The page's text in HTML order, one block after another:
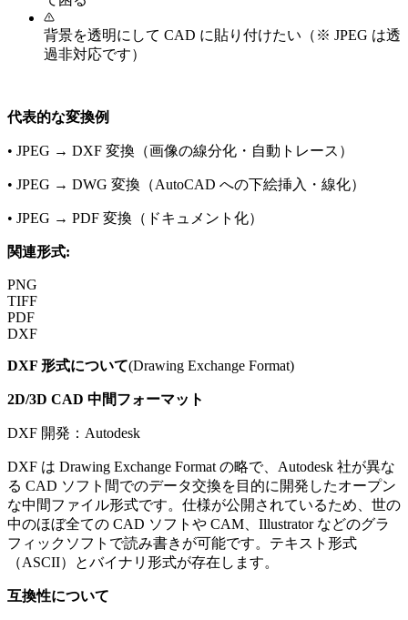
背景を透明にして CAD に貼り付けたい（※ JPEG は透
過非対応です）
代表的な変換例
• JPEG → DXF 変換（画像の線分化・自動トレース）
• JPEG → DWG 変換（AutoCAD への下絵挿入・線化）
• JPEG → PDF 変換（ドキュメント化）
関連形式:
PNG
TIFF
PDF
DXF
DXF 形式について(Drawing Exchange Format)
2D/3D CAD 中間フォーマット
DXF 開発： Autodesk
DXF は Drawing Exchange Format の略で、Autodesk 社が異な
る CAD ソフト間でのデータ交換を目的に開発したオープン
な中間ファイル形式です。仕様が公開されているため、世の
中のほぼ全ての CAD ソフトや CAM、Illustrator などのグラ
フィックソフトで読み書きが可能です。テキスト形式
（ASCII）とバイナリ形式が存在します。
互換性について